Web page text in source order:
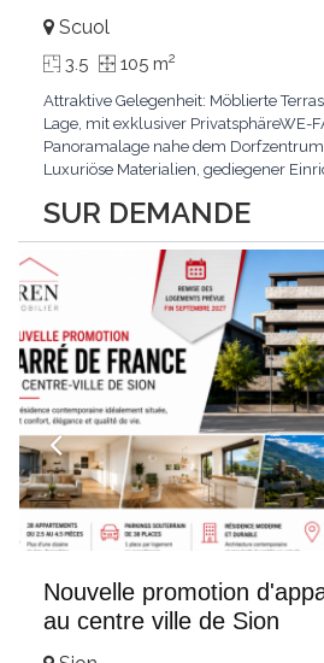
SUR DEMANDE
Scuol
3.5 105 m2
Attraktive Gelegenheit: Möblierte
Lage, mit exklusiver PrivatsphäreWE-
Panoramalage nahe dem
Luxuriöse Materialien, gediegener
gemeinschaftliche WaschküchePasst
Weitblick und gehobenem
hochwertig
Nouvelle promotion
au centre ville de Sion